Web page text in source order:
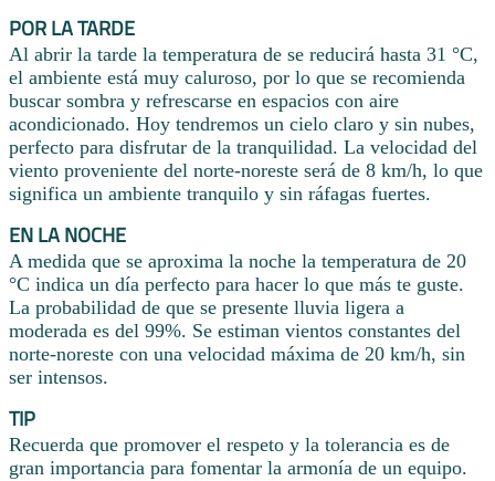
POR LA TARDE
Al abrir la tarde la temperatura de se reducirá hasta 31 °C,
el ambiente está muy caluroso, por lo que se recomienda
buscar sombra y refrescarse en espacios con aire
acondicionado. Hoy tendremos un cielo claro y sin nubes,
perfecto para disfrutar de la tranquilidad. La velocidad del
viento proveniente del norte-noreste será de 8 km/h, lo que
significa un ambiente tranquilo y sin ráfagas fuertes.
EN LA NOCHE
A medida que se aproxima la noche la temperatura de 20
°C indica un día perfecto para hacer lo que más te guste.
La probabilidad de que se presente lluvia ligera a
moderada es del 99%. Se estiman vientos constantes del
norte-noreste con una velocidad máxima de 20 km/h, sin
ser intensos.
TIP
Recuerda que promover el respeto y la tolerancia es de
gran importancia para fomentar la armonía de un equipo.